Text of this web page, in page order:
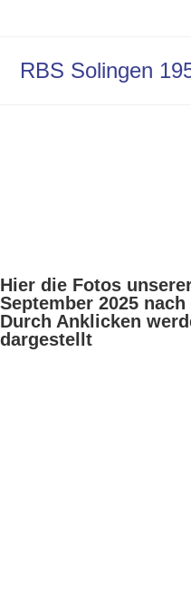
RBS Solingen
Hier die Fotos
September 2025
Durch Anklicken
dargestellt